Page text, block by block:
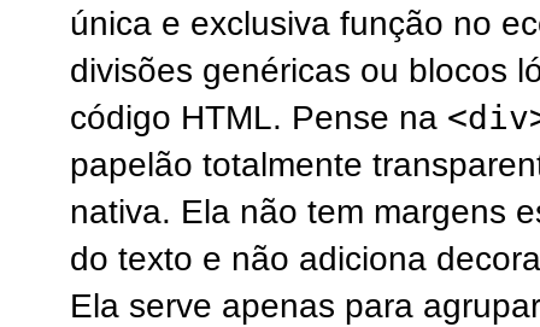
única e exclusiva função no
divisões genéricas ou blocos
código HTML. Pense na
papelão totalmente
nativa. Ela não tem margens
do texto e não adiciona
Ela serve apenas para